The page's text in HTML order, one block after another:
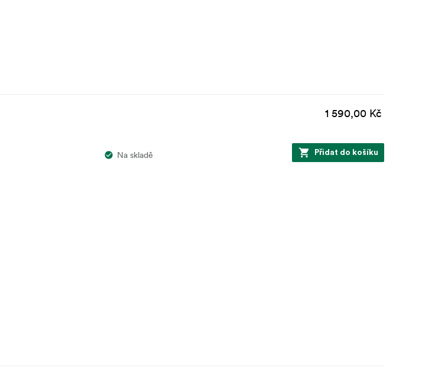
1 590,00 Kč
Na skladě Přidat do košíku